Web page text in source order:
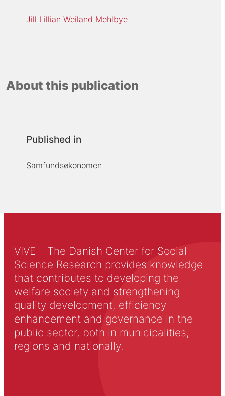
Jill Lillian Weiland Mehlbye
About this publication
Published in
Samfundsøkonomen
VIVE – The Danish Center for Social
Science Research provides knowledge
that contributes to developing the
welfare society and strengthening
quality development, efficiency
enhancement and governance in the
public sector, both in municipalities,
regions and nationally.